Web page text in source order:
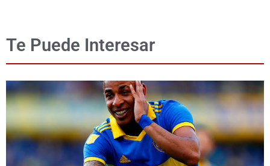
Te Puede Interesar